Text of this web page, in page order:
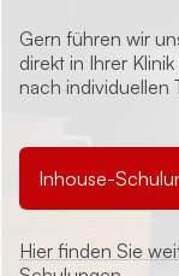
Gern führen wir
direkt in Ihrer
nach individuellen
Inhouse-
Hier finden Sie